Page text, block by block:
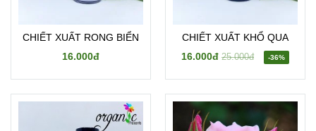
CHIẾT XUẤT RONG BIỂN
16.000đ
CHIẾT XUẤT KHỔ QUA
16.000đ 25.000đ -36%